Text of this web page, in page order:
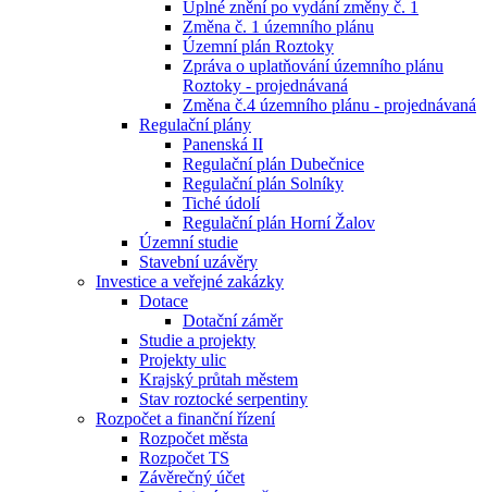
Úplné znění po vydání změny č. 1
Změna č. 1 územního plánu
Územní plán Roztoky
Zpráva o uplatňování územního plánu
Roztoky - projednávaná
Změna č.4 územního plánu - projednávaná
Regulační plány
Panenská II
Regulační plán Dubečnice
Regulační plán Solníky
Tiché údolí
Regulační plán Horní Žalov
Územní studie
Stavební uzávěry
Investice a veřejné zakázky
Dotace
Dotační záměr
Studie a projekty
Projekty ulic
Krajský průtah městem
Stav roztocké serpentiny
Rozpočet a finanční řízení
Rozpočet města
Rozpočet TS
Závěrečný účet